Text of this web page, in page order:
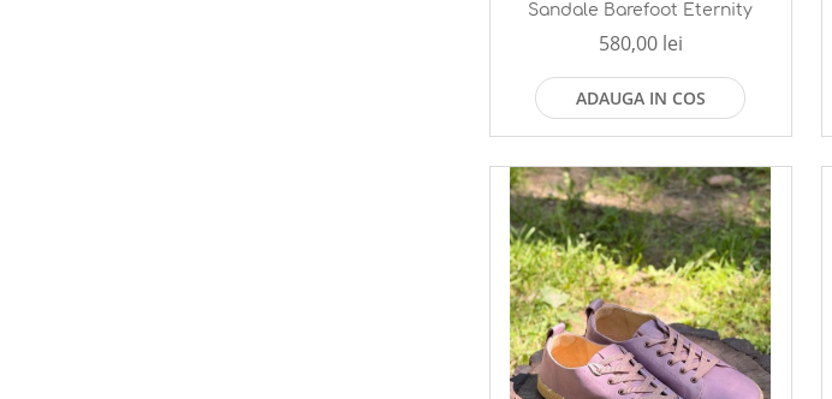
Sandale Barefoot Eternity
580,00 lei
ADAUGA IN COS